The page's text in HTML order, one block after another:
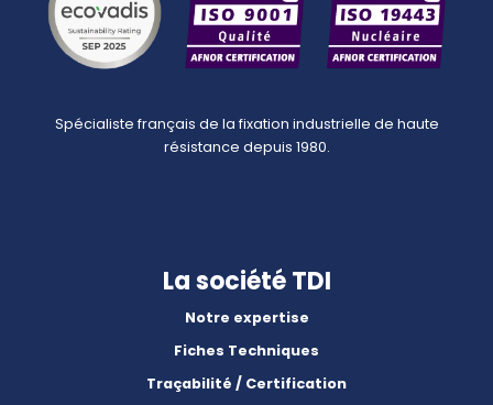
Spécialiste français de la fixation industrielle de haute
résistance depuis 1980.
La société TDI
Notre expertise
Fiches Techniques
Traçabilité / Certification